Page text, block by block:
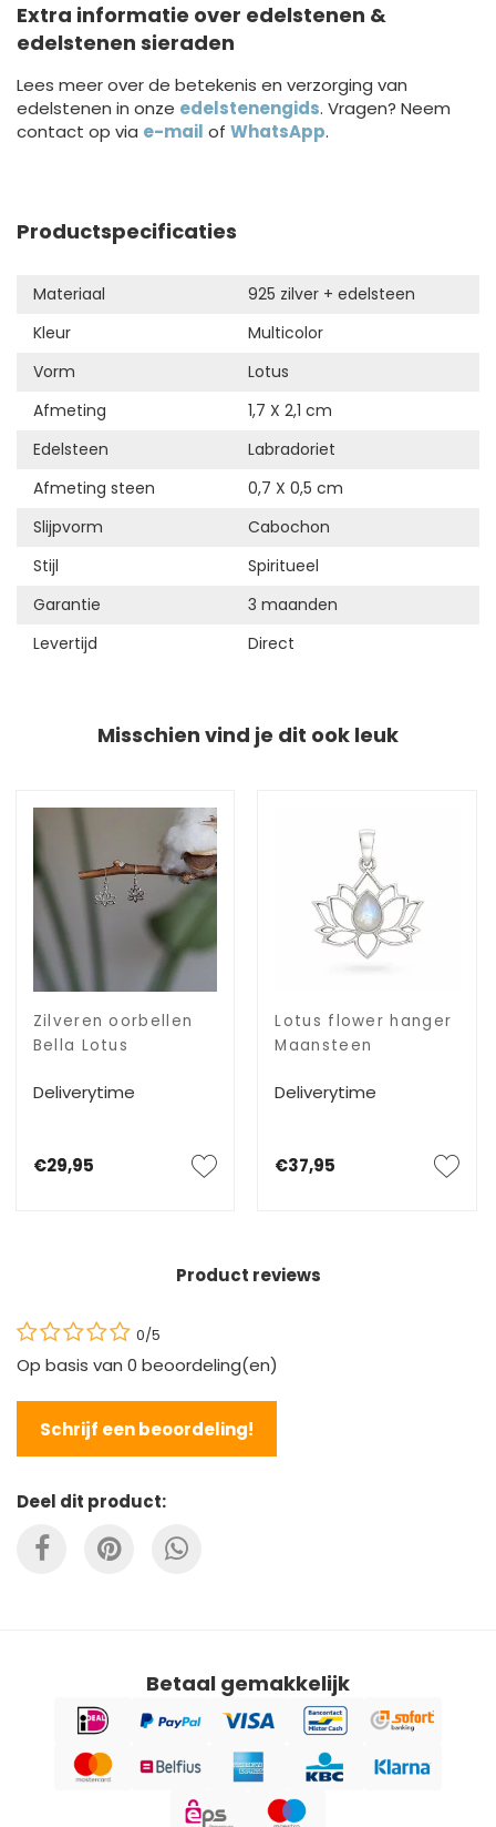
Extra informatie over edelstenen &
edelstenen sieraden
Lees meer over de betekenis en verzorging van
edelstenen in onze edelstenengids. Vragen? Neem
contact op via e-mail of WhatsApp.
Productspecificaties
Materiaal
925 zilver + edelsteen
Kleur
Multicolor
Vorm
Lotus
Afmeting
1,7 X 2,1 cm
Edelsteen
Labradoriet
Afmeting steen
0,7 X 0,5 cm
Slijpvorm
Cabochon
Stijl
Spiritueel
Garantie
3 maanden
Levertijd
Direct
Misschien vind je dit ook leuk
Zilveren oorbellen
Bella Lotus
Deliverytime
€29,95
Lotus flower hanger
Maansteen
Deliverytime
€37,95
Product reviews
0/5
Op basis van 0 beoordeling(en)
Schrijf een beoordeling!
Deel dit product:
Betaal gemakkelijk